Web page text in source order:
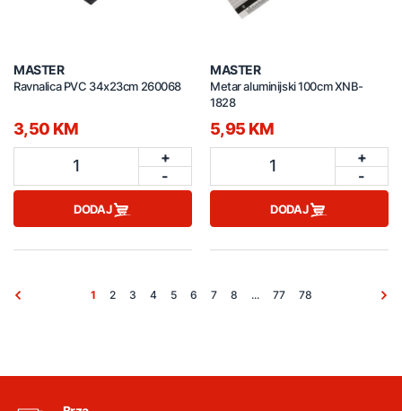
MASTER
Ravnalica PVC 34x23cm 260068
3,50 KM
1
+
-
DODAJ
MASTER
Metar aluminijski 100cm XNB-
1828
5,95 KM
1
+
-
DODAJ
1 2 3 4 5 6 7 8 ... 77 78